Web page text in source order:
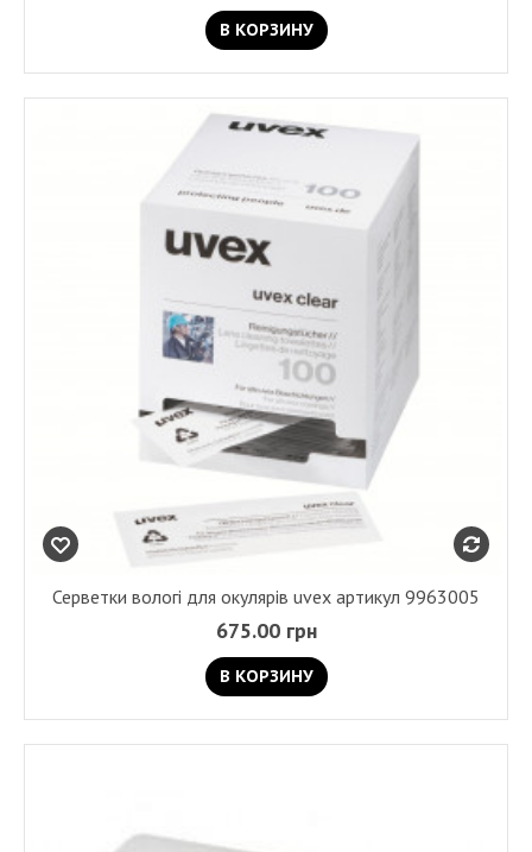
В КОРЗИНУ
Серветки вологі для окулярів uvex артикул 9963005
675.00 грн
В КОРЗИНУ